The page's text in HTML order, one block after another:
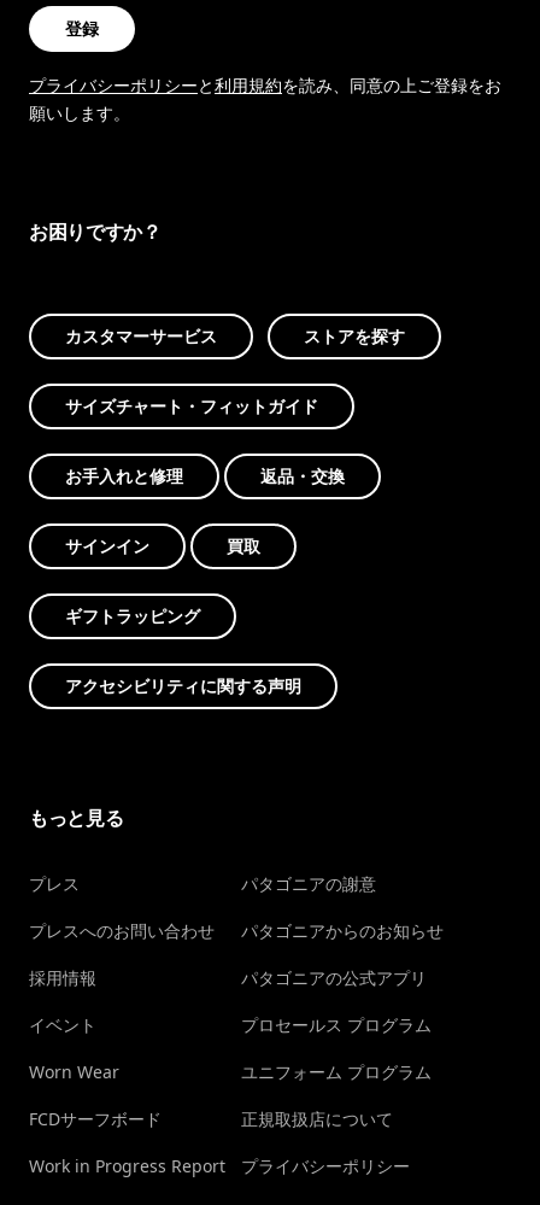
登録
プライバシーポリシーと利用規約を読み、同意の上ご登録をお
願いします。
お困りですか？
カスタマーサービス ストアを探す
サイズチャート・フィットガイド
お手入れと修理 返品・交換
サインイン 買取
ギフトラッピング
アクセシビリティに関する声明
もっと見る
プレス
プレスへのお問い合わせ
採用情報
イベント
Worn Wear
FCDサーフボード
Work in Progress Report
パタゴニアの謝意
パタゴニアからのお知らせ
パタゴニアの公式アプリ
プロセールス プログラム
ユニフォーム プログラム
正規取扱店について
プライバシーポリシー